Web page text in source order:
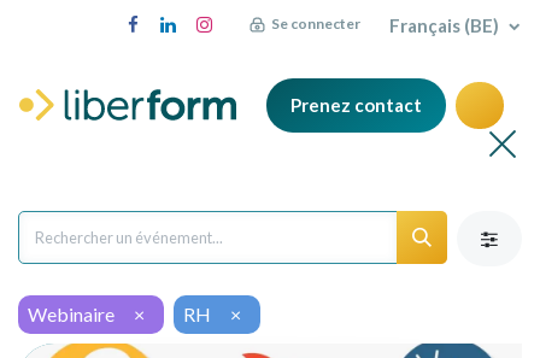
Se connecter Français (BE)
Prenez contact
Webinaire × RH ×